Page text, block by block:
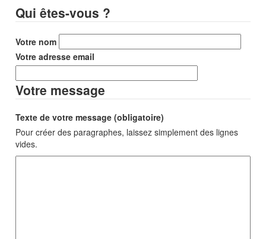
Qui êtes-vous ?
Votre nom
Votre adresse email
Votre message
Texte de votre message (obligatoire)
Pour créer des paragraphes, laissez simplement des lignes
vides.